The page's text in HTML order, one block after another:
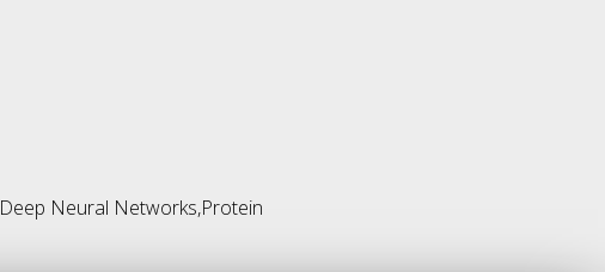
Neural Networks,Protein